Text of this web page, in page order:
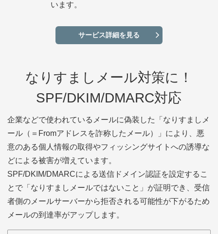
います。
サービス詳細を見る
なりすましメール対策に！
SPF/DKIM/DMARC対応
企業などで使われているメールに偽装した「なりすましメ
ール（＝Fromアドレスを詐称したメール）」により、悪
意のある個人情報の取得やフィッシングサイトへの誘導な
どによる被害が増えています。
SPF/DKIM/DMARCによる送信ドメイン認証を設定するこ
とで「なりすましメールではないこと」が証明でき、受信
者側のメールサーバーから拒否される可能性が下がるため
メールの到達率がアップします。